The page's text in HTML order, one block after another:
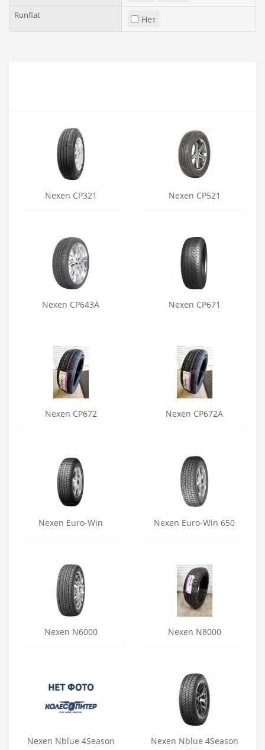
Runflat Нет
Nexen CP321 Nexen CP521
Nexen CP643A Nexen CP671
Nexen CP672 Nexen CP672A
Nexen Euro-Win Nexen Euro-Win 650
Nexen N6000 Nexen N8000
Nexen Nblue 4Season
Nexen Nblue 4Season